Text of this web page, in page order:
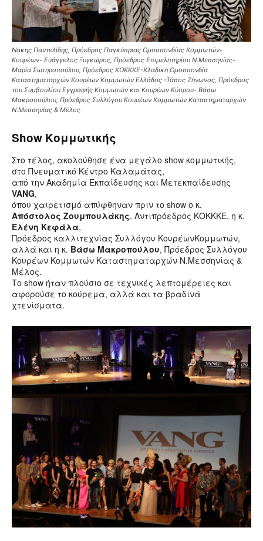
Νάκης Παντελίδης, Πρόεδρος Παγκύπριας Ομοσπονδίας Κομμωτών-
Κουρέων- Ευάγγελος Ξυγκώρος, Πρόεδρος Επιμελητηρίου Ν.Μεσσηνίας-
Μαρία Σωτηροπούλου, Πρόεδρος ΚΟΚΚΚΕ-Κλαδική Ομοσπονδία
Καταστηματαρχών Κουρέων Κομμωτών Ελλάδος -Τάσος Ζήνωνος, Πρόεδρος
του Συμβουλίου Εγγραφής Κομμωτών και Κουρέων Κύπρου- Βάσω
Μακροπούλου, Πρόεδρος Συλλόγου Κουρέων Κομμωτών Καταστηματαρχών
Ν.Μεσσηνίας & Μέλος
Show Κομμωτικής
Στο τέλος, ακολούθησε ένα μεγάλο show κομμωτικής,
στο Πνευματικό Κέντρο Καλαμάτας,
από την Ακαδημία Εκπαίδευσης και Μετεκπαίδευσης
VANG,
όπου χαιρετισμό απύφθηναν πριν το show ο κ.
Απόστολος Ζουμπουλάκης, Αντιπρόεδρος ΚΟΚΚΚΕ, η κ.
Ελένη Κεφάλα,
Πρόεδρος καλλιτεχνίας Συλλόγου ΚουρέωνΚομμωτών,
αλλά και η κ. Βάσω Μακροπούλου, Πρόεδρος Συλλόγου
Κουρέων Κομμωτών Καταστηματαρχών Ν.Μεσσηνίας &
Μέλος.
Το show ήταν πλούσιο σε τεχνικές λεπτομέρειες και
αφορούσε το κούρεμα, αλλά και τα βραδινά
χτενίσματα.